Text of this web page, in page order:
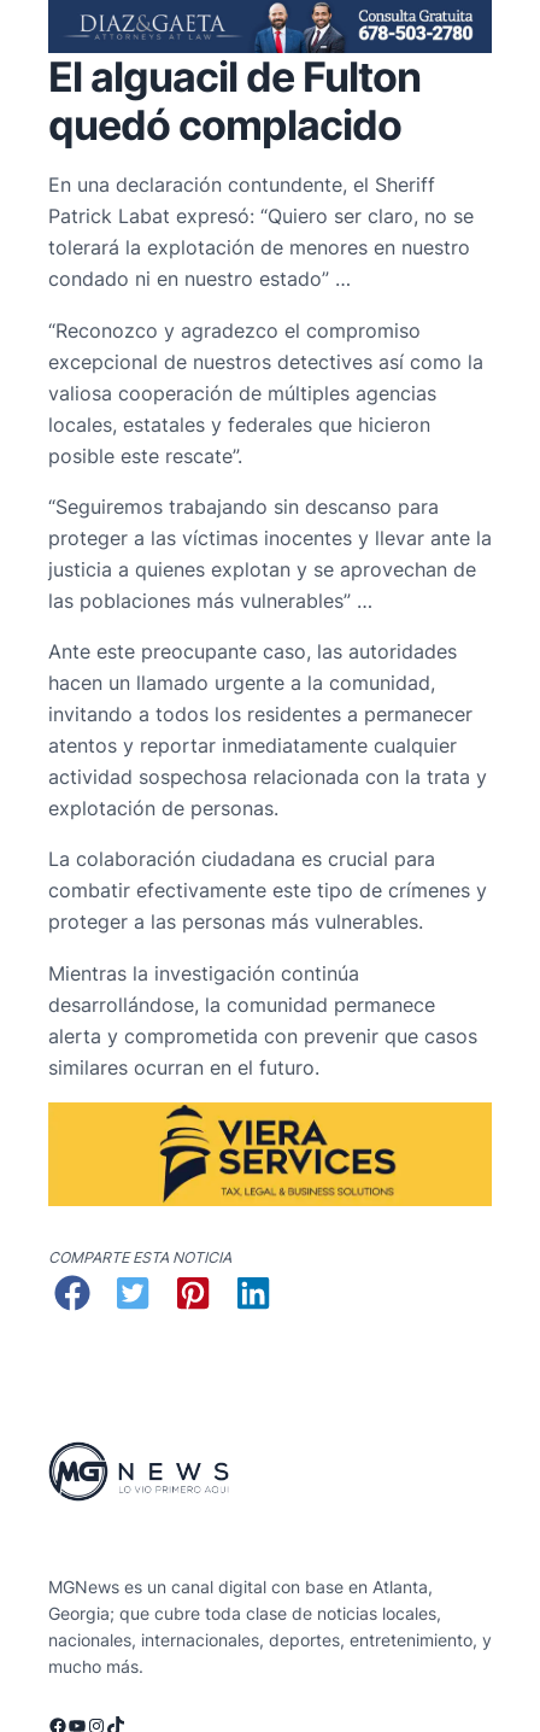
El alguacil de Fulton
quedó complacido
En una declaración contundente, el Sheriff
Patrick Labat expresó: “Quiero ser claro, no se
tolerará la explotación de menores en nuestro
condado ni en nuestro estado” …
“Reconozco y agradezco el compromiso
excepcional de nuestros detectives así como la
valiosa cooperación de múltiples agencias
locales, estatales y federales que hicieron
posible este rescate”.
“Seguiremos trabajando sin descanso para
proteger a las víctimas inocentes y llevar ante la
justicia a quienes explotan y se aprovechan de
las poblaciones más vulnerables” …
Ante este preocupante caso, las autoridades
hacen un llamado urgente a la comunidad,
invitando a todos los residentes a permanecer
atentos y reportar inmediatamente cualquier
actividad sospechosa relacionada con la trata y
explotación de personas.
La colaboración ciudadana es crucial para
combatir efectivamente este tipo de crímenes y
proteger a las personas más vulnerables.
Mientras la investigación continúa
desarrollándose, la comunidad permanece
alerta y comprometida con prevenir que casos
similares ocurran en el futuro.
COMPARTE ESTA NOTICIA
MGNews es un canal digital con base en Atlanta,
Georgia; que cubre toda clase de noticias locales,
nacionales, internacionales, deportes, entretenimiento, y
mucho más.
Facebook
YouTube
Instagram
TikTok